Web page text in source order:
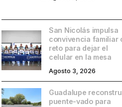
San Nicolás impulsa
convivencia familiar
reto para dejar el
celular en la mesa
Agosto 3, 2026
Guadalupe
puente-vado para